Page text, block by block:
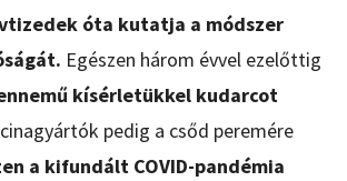
óta kutatja a módszer
Egészen három évvel ezelőttig
kísérletükkel kudarcot
pedig a csőd peremére
a kifundált COVID-pandémia